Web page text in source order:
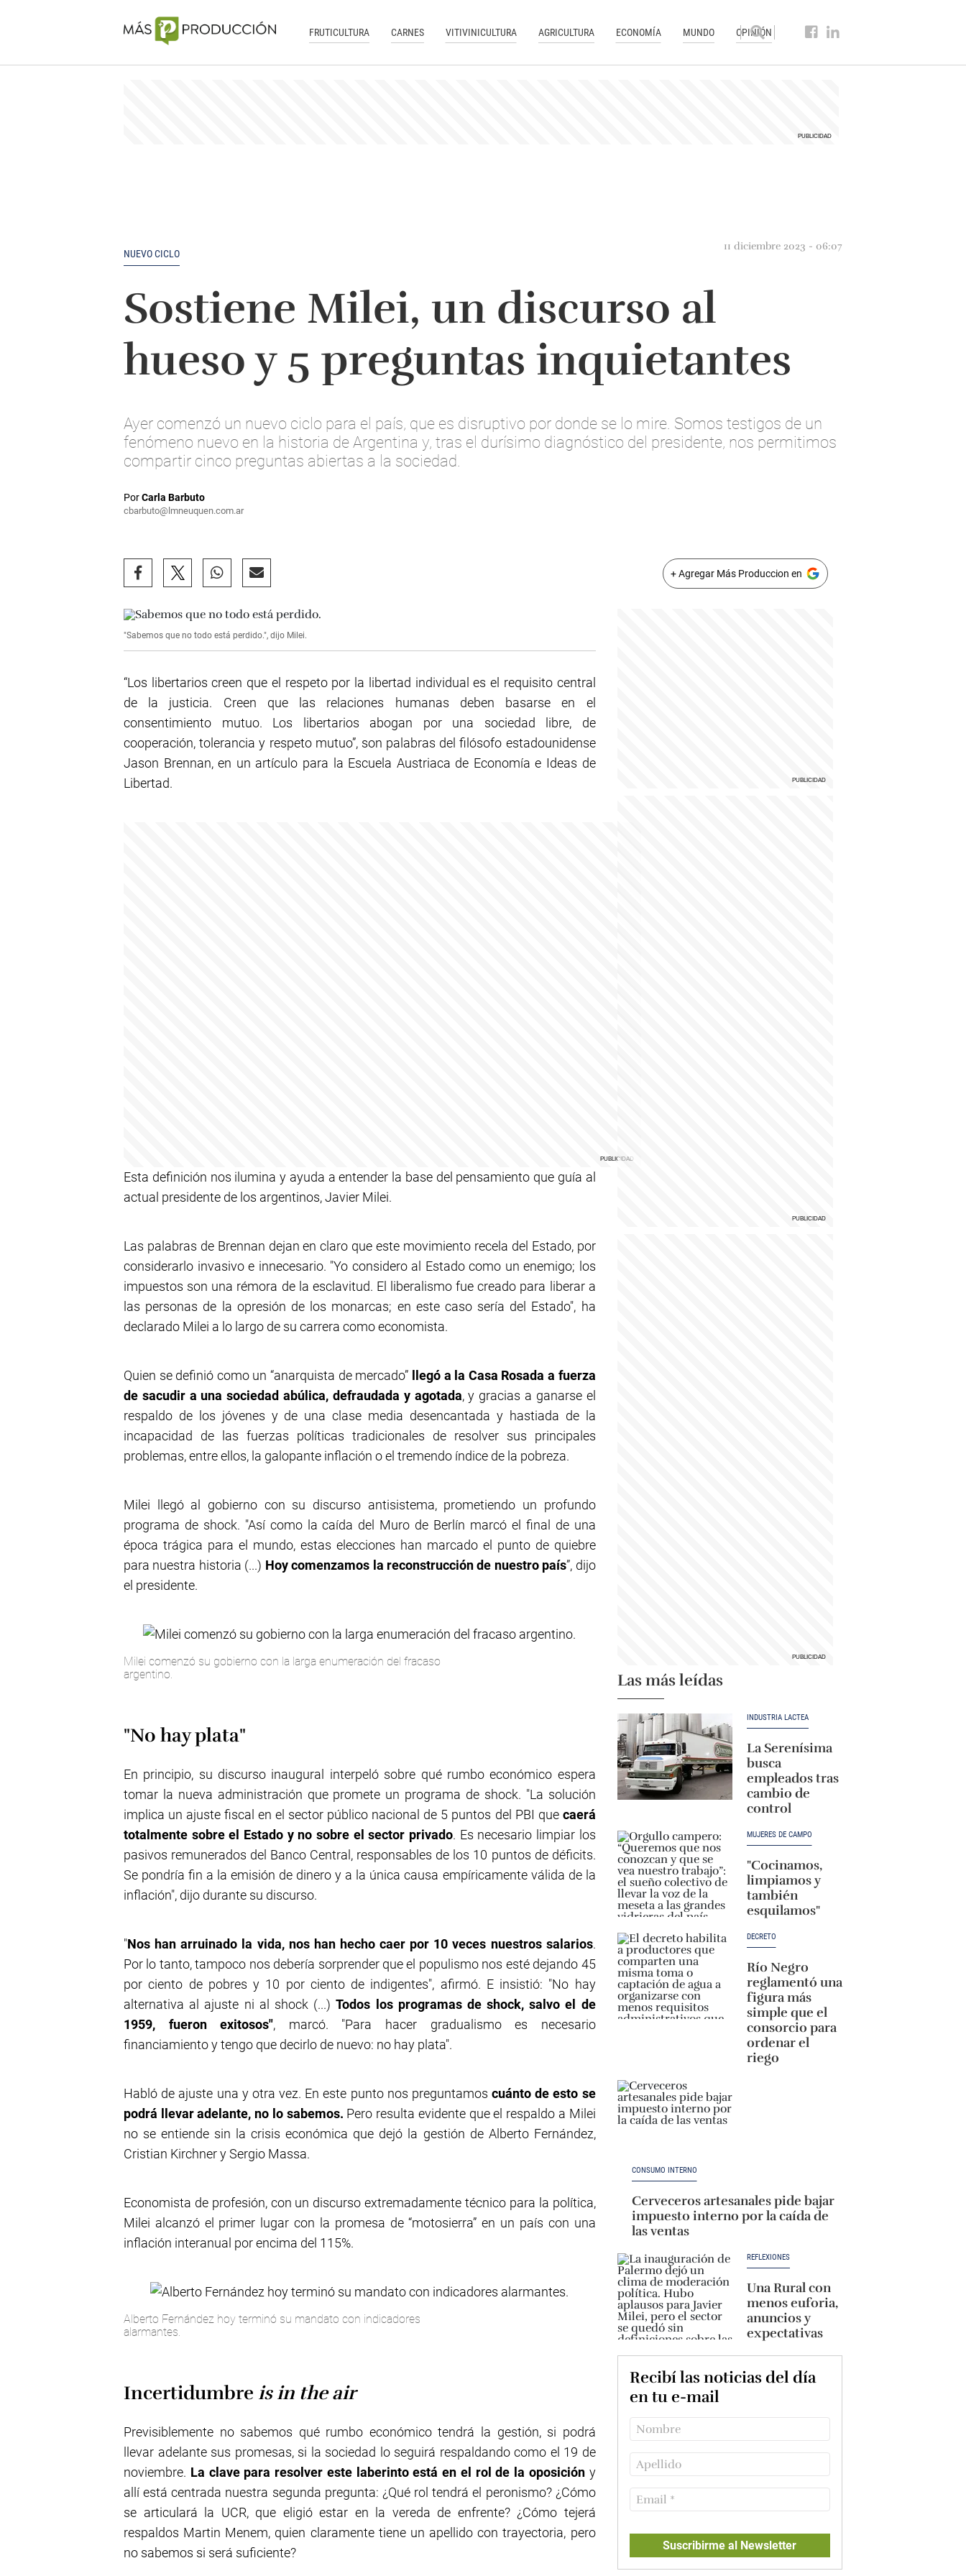
FRUTICULTURA CARNES VITIVINICULTURA AGRICULTURA ECONOMÍA MUNDO OPINIÓN
NUEVO CICLO
11 diciembre 2023 - 06:07
Sostiene Milei, un discurso al
hueso y 5 preguntas inquietantes
Ayer comenzó un nuevo ciclo para el país, que es disruptivo por donde se lo mire. Somos testigos de un
fenómeno nuevo en la historia de Argentina y, tras el durísimo diagnóstico del presidente, nos permitimos
compartir cinco preguntas abiertas a la sociedad.
PorCarla Barbuto
cbarbuto@lmneuquen.com.ar
+ Agregar Más Produccion en
"Sabemos que no todo está perdido.", dijo Milei.
“Los libertarios creen que el respeto por la libertad individual es el requisito central
de la justicia. Creen que las relaciones humanas deben basarse en el
consentimiento mutuo. Los libertarios abogan por una sociedad libre, de
cooperación, tolerancia y respeto mutuo”, son palabras del filósofo estadounidense
Jason Brennan, en un artículo para la Escuela Austriaca de Economía e Ideas de
Libertad.
Esta definición nos ilumina y ayuda a entender la base del pensamiento que guía al
actual presidente de los argentinos, Javier Milei.
Las palabras de Brennan dejan en claro que este movimiento recela del Estado, por
considerarlo invasivo e innecesario. "Yo considero al Estado como un enemigo; los
impuestos son una rémora de la esclavitud. El liberalismo fue creado para liberar a
las personas de la opresión de los monarcas; en este caso sería del Estado", ha
declarado Milei a lo largo de su carrera como economista.
Quien se definió como un “anarquista de mercado”
llegó a la Casa Rosada a fuerza
de sacudir a una sociedad abúlica, defraudada y agotada, y gracias a ganarse el
respaldo de los jóvenes y de una clase media desencantada y hastiada de la
incapacidad de las fuerzas políticas tradicionales de resolver sus principales
problemas, entre ellos, la galopante inflación o el tremendo índice de la pobreza.
Milei llegó al gobierno con su discurso antisistema, prometiendo un profundo
programa de shock. "Así como la caída del Muro de Berlín marcó el final de una
época trágica para el mundo, estas elecciones han marcado el punto de quiebre
para nuestra historia (...) Hoy comenzamos la reconstrucción de nuestro país”, dijo
el presidente.
Milei comenzó su gobierno con la larga enumeración del fracaso
argentino.
"No hay plata"
En principio, su discurso inaugural interpeló sobre qué rumbo económico espera
tomar la nueva administración que promete un programa de shock. "La solución
implica un ajuste fiscal en el sector público nacional de 5 puntos del PBI quecaerá
totalmente sobre el Estado y no sobre el sector privado. Es necesario limpiar los
pasivos remunerados del Banco Central, responsables de los 10 puntos de déficits.
Se pondría fin a la emisión de dinero y a la única causa empíricamente válida de la
inflación", dijo durante su discurso.
"Nos han arruinado la vida, nos han hecho caer por 10 veces nuestros salarios.
Por lo tanto, tampoco nos debería sorprender que el populismo nos esté dejando 45
por ciento de pobres y 10 por ciento de indigentes", afirmó. E insistió: "No hay
alternativa al ajuste ni al shock (...)Todos los programas de shock, salvo el de
1959, fueron exitosos", marcó. "Para hacer gradualismo es necesario
financiamiento y tengo que decirlo de nuevo: no hay plata".
Habló de ajuste una y otra vez. En este punto nos preguntamoscuánto de esto se
podrá llevar adelante, no lo sabemos. Pero resulta evidente que el respaldo a Milei
no se entiende sin la crisis económica que dejó la gestión de Alberto Fernández,
Cristian Kirchner y Sergio Massa.
Economista de profesión, con un discurso extremadamente técnico para la política,
Milei alcanzó el primer lugar con la promesa de “motosierra” en un país con una
inflación interanual por encima del 115%.
Alberto Fernández hoy terminó su mandato con indicadores
alarmantes.
Incertidumbre is in the air
Previsiblemente no sabemos qué rumbo económico tendrá la gestión, si podrá
llevar adelante sus promesas, si la sociedad lo seguirá respaldando como el 19 de
noviembre. La clave para resolver este laberinto está en el rol de la oposición y
allí está centrada nuestra segunda pregunta: ¿Qué rol tendrá el peronismo? ¿Cómo
se articulará la UCR, que eligió estar en la vereda de enfrente? ¿Cómo tejerá
respaldos Martin Menem, quien claramente tiene un apellido con trayectoria, pero
no sabemos si será suficiente?
Las más leídas
INDUSTRIA LÁCTEA
La Serenísima
busca
empleados tras
cambio de
control
MUJERES DE CAMPO
"Cocinamos,
limpiamos y
también
esquilamos"
DECRETO
Río Negro
reglamentó una
figura más
simple que el
consorcio para
ordenar el
riego
CONSUMO INTERNO
Cerveceros artesanales pide bajar
impuesto interno por la caída de
las ventas
REFLEXIONES
Una Rural con
menos euforia,
anuncios y
expectativas
Recibí las noticias del día
en tu e-mail
Suscribirme al Newsletter